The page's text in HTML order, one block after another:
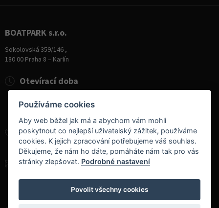
BOATPARK s.r.o.
Sokolovská 359/146 ,
180 00 Praha 8 – Karlín
+420 284 826 787
+420 604 728 042
info@boatpark.cz
Otevírací doba
Úterý - Pátek
10:00 - 19:00
Sobota
9:00 - 14:00
Používáme cookies
Aby web běžel jak má a abychom vám mohli
poskytnout co nejlepší uživatelský zážitek, používáme
cookies. K jejich zpracování potřebujeme váš souhlas.
Děkujeme, že nám ho dáte, pomáháte nám tak pro vás
stránky zlepšovat. Podrobné nastavení
Povolit všechny cookies